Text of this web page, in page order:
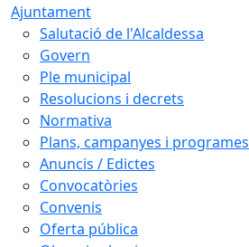
Ajuntament
Salutació de l'Alcaldessa
Govern
Ple municipal
Resolucions i decrets
Normativa
Plans, campanyes i programes
Anuncis / Edictes
Convocatòries
Convenis
Oferta pública